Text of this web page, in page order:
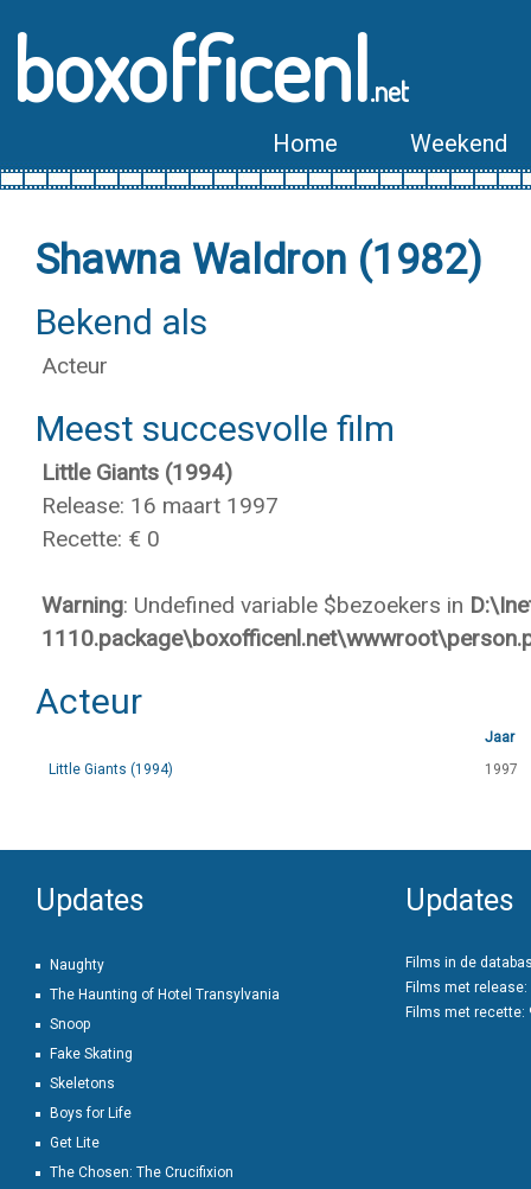
boxofficenl.net
Home Weekend
Shawna Waldron (1982)
Bekend als
Acteur
Meest succesvolle film
Little Giants (1994)
Release: 16 maart 1997
Recette: € 0
Warning: Undefined variable $bezoekers in
Acteur
Jaar
Little Giants (1994)
1997
Updates
Naughty
The Haunting of Hotel Transylvania
Snoop
Fake Skating
Skeletons
Boys for Life
Get Lite
The Chosen: The Crucifixion
Updates
Films in de
Films met release:
Films met recette: